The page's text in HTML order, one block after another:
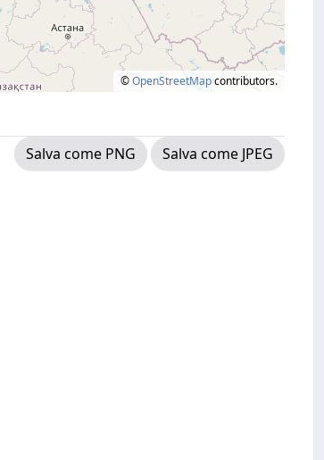
©OpenStreetMapcontributors.
Salva come PNG
Salva come JPEG